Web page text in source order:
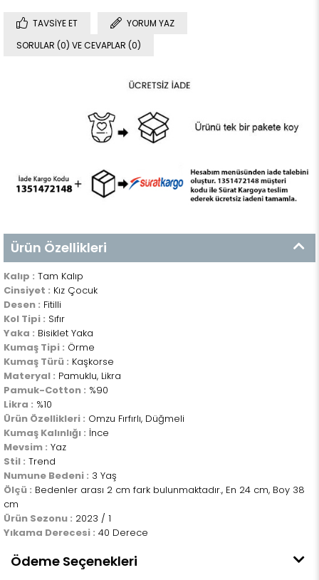
TAVSIYE ET
YORUM YAZ
SORULAR (0) VE CEVAPLAR (0)
Ürün Özellikleri
Kalıp : Tam Kalıp
Cinsiyet : Kız Çocuk
Desen : Fitilli
Kol Tipi : Sıfır
Yaka : Bisiklet Yaka
Kumaş Tipi : Örme
Kumaş Türü : Kaşkorse
Materyal : Pamuklu, Likra
Pamuk-Cotton : %90
Likra : %10
Ürün Özellikleri : Omzu Fırfırlı, Düğmeli
Kumaş Kalınlığı : İnce
Mevsim : Yaz
Stil : Trend
Numune Bedeni : 3 Yaş
Ölçü : Bedenler arası 2 cm fark bulunmaktadır., En 24 cm, Boy 38
cm
Ürün Sezonu : 2023 / 1
Yıkama Derecesi : 40 Derece
Ödeme Seçenekleri